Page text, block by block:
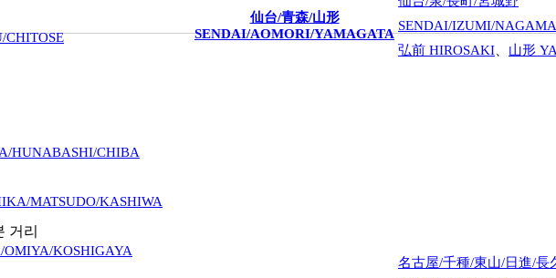
CHITOSE
仙台/青森/山形
SENDAI/AOMORI/YAMAGATA
SENDAI/IZUMI/
弘前 HIROSAKI 山形
HUNABASHI/CHIBA
MATSUDO/KASHIWA
KOSHIGAYA
名古屋/千種/東山/日進/長
거리